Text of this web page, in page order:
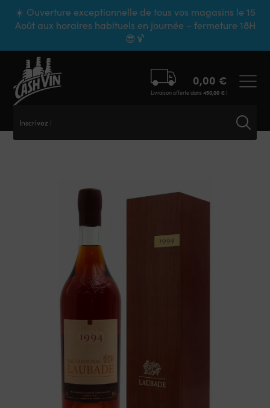
☀️ Ouverture exceptionnelle de tous vos magasins le 15
Août aux horaires habituels en journée – fermeture 18H
😎🍹
Inscrivez ic
0,00 €
Livraison offerte dans450,00 €!
Panneau de gestion des cookies